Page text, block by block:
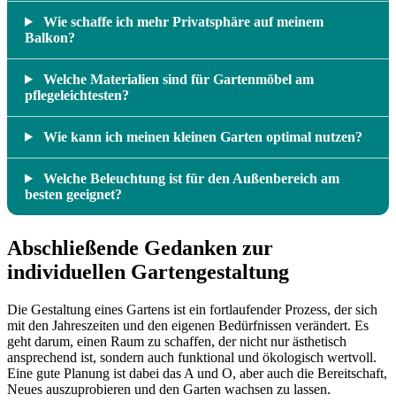
Wie schaffe ich mehr Privatsphäre auf meinem
Balkon?
Welche Materialien sind für Gartenmöbel am
pflegeleichtesten?
Wie kann ich meinen kleinen Garten optimal nutzen?
Welche Beleuchtung ist für den Außenbereich am
besten geeignet?
Abschließende Gedanken zur
individuellen Gartengestaltung
Die Gestaltung eines Gartens ist ein fortlaufender Prozess, der sich
mit den Jahreszeiten und den eigenen Bedürfnissen verändert. Es
geht darum, einen Raum zu schaffen, der nicht nur ästhetisch
ansprechend ist, sondern auch funktional und ökologisch wertvoll.
Eine gute Planung ist dabei das A und O, aber auch die Bereitschaft,
Neues auszuprobieren und den Garten wachsen zu lassen.